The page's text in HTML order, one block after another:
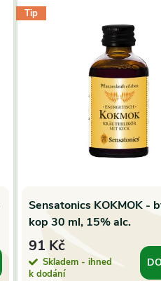
Tip
Sensatonics KOKMOK -
kop 30 ml, 15% alc.
91 Kč
Skladem - ihned
k dodání